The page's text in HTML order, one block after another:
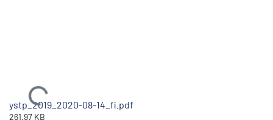
ystp_2019_2020-08-14_fi.pdf
261.97 KB